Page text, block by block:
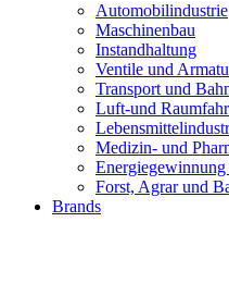
Automobilindustrie
Maschinenbau
Instandhaltung
Ventile und
Transport und
Luft-und
Medizin- und
Forst, Agrar und
Brands